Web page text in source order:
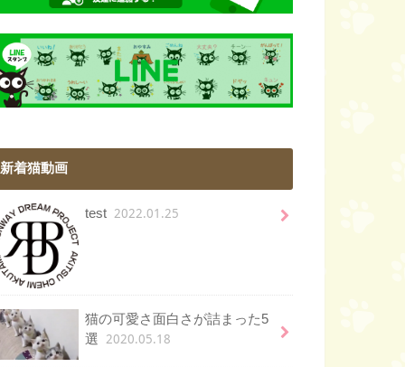
新着猫動画
test 2022.01.25
猫の可愛さ面白さが詰まった5
選 2020.05.18